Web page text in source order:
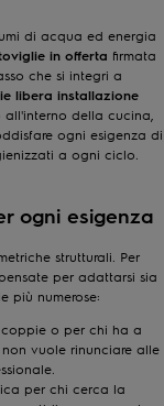
di acqua ed energia
in offerta firmata
che si integri a
libera installazione
all'interno della cucina,
ogni esigenza di
a ogni ciclo.
ogni esigenza
strutturali. Per
per adattarsi sia
più numerose:
o per chi ha a
vuole rinunciare alle
per chi cerca la